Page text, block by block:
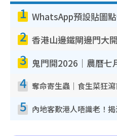
1
2
3
4
5